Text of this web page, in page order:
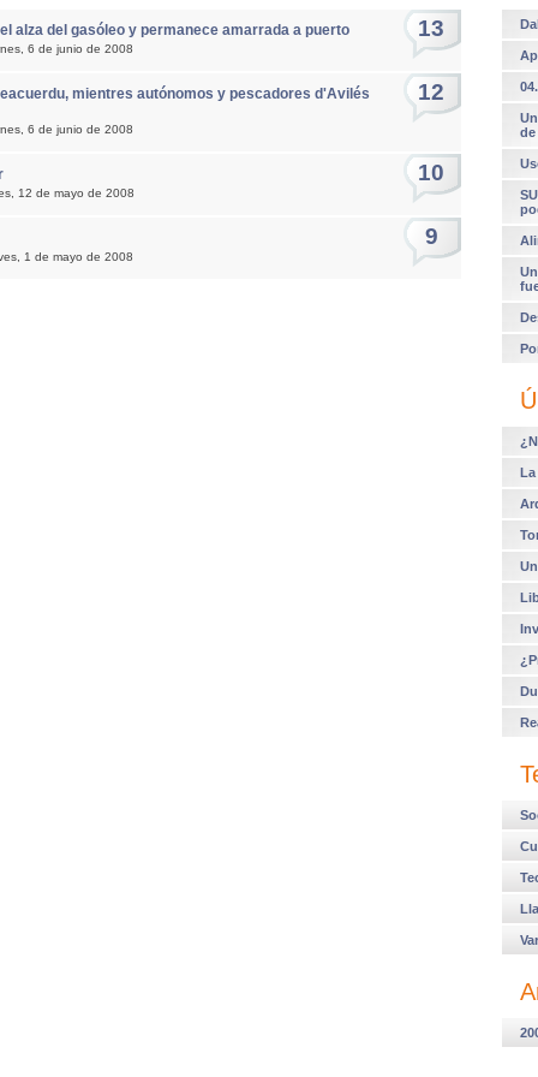
13
alza del gasóleo y permanece amarrada a puerto
6 de junio de 2008
12
mientres autónomos y pescadores d'Avilés
6 de junio de 2008
10
12 de mayo de 2008
9
1 de mayo de 2008